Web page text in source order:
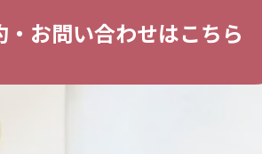
・お問い合わせはこちら